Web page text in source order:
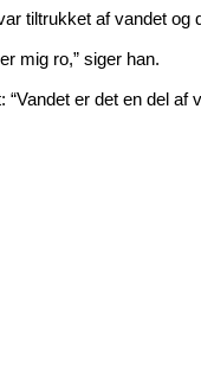
tiltrukket af vandet
mig ro,” siger han.
er det en del af